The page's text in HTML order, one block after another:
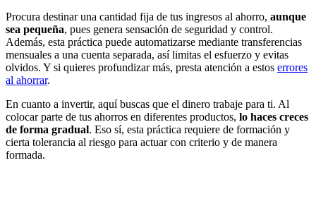
Procura destinar una cantidad fija de tus ingresos al ahorro, aunque
sea pequeña, pues genera sensación de seguridad y control.
Además, esta práctica puede automatizarse mediante transferencias
mensuales a una cuenta separada, así limitas el esfuerzo y evitas
olvidos. Y si quieres profundizar más, presta atención a estos errores
al ahorrar.
En cuanto a invertir, aquí buscas que el dinero trabaje para ti. Al
colocar parte de tus ahorros en diferentes productos, lo haces creces
de forma gradual. Eso sí, esta práctica requiere de formación y
cierta tolerancia al riesgo para actuar con criterio y de manera
formada.